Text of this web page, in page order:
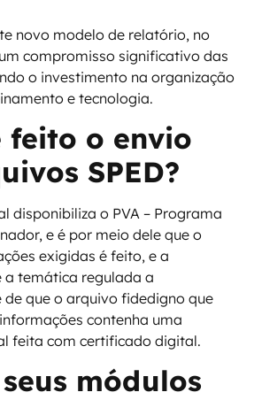
novo modelo de relatório, no
compromisso significativo das
o investimento na organização
e tecnologia.
feito o envio
SPED?
disponibiliza o PVA – Programa
e é por meio dele que o
exigidas é feito, e a
a temática regulada a
que o arquivo fidedigno que
contenha uma
feita com certificado digital.
seus módulos